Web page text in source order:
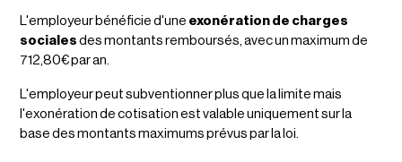
L'employeur bénéficie d'une exonération de charges
sociales des montants remboursés, avec un maximum de
712,80€ par an.
L'employeur peut subventionner plus que la limite mais
l'exonération de cotisation est valable uniquement sur la
base des montants maximums prévus par la loi.